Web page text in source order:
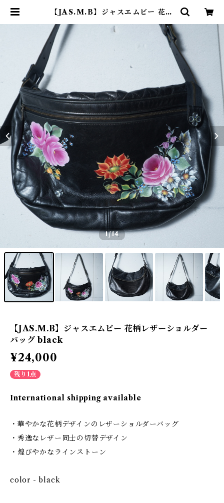
【JAS.M.B】ジャスエムビー 花柄
ランド古着屋 Jesus Judas（ジー
1/14
【JAS.M.B】ジャスエムビー 花柄レザーショルダー
バッグ black
¥24,000
残り1点
International shipping available
・華やかな花柄デザインのレザーショルダーバッグ
・秀逸なレザー同士の切替デザイン
・煌びやかなラインストーン
color - black